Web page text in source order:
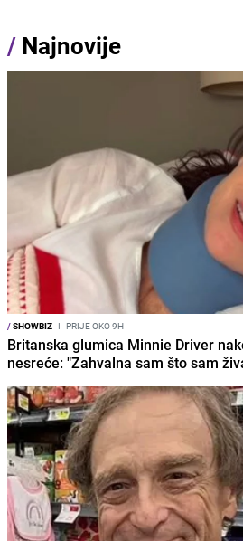
/ Najnovije
/SHOWBIZ I PRIJE OKO 9H
Britanska glumica Minnie Driver
nesreće: "Zahvalna sam što sam